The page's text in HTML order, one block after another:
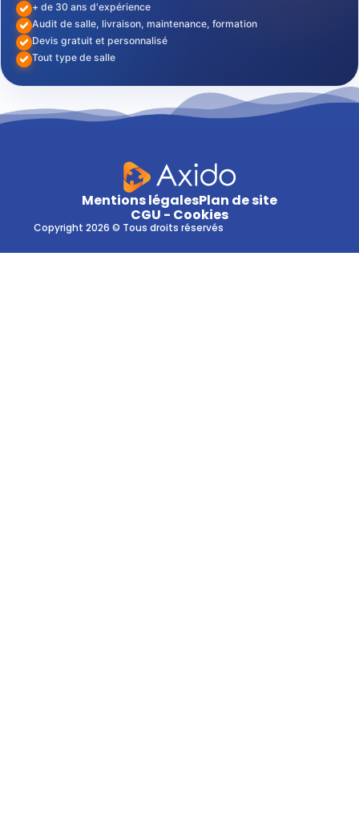
+ de 30 ans d'expérience
Audit de salle, livraison, maintenance, formation
Devis gratuit et personnalisé
Tout type de salle
Mentions légalesPlan de site
CGU - Cookies
Copyright 2026 © Tous droits réservés